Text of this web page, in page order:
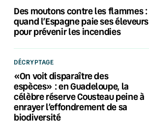
Des moutons contre les flammes :
quand l’Espagne paie ses éleveurs
pour prévenir les incendies
DÉCRYPTAGE
«On voit disparaître des
espèces» : en Guadeloupe, la
célèbre réserve Cousteau peine à
enrayer l’effondrement de sa
biodiversité